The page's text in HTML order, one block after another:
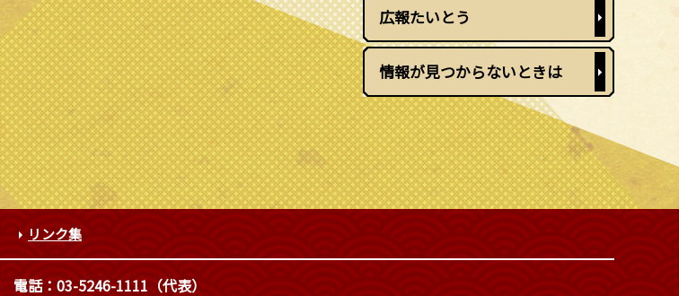
広報たいとう
情報が見つからないときは
リンク集
電話：03-5246-1111（代表）